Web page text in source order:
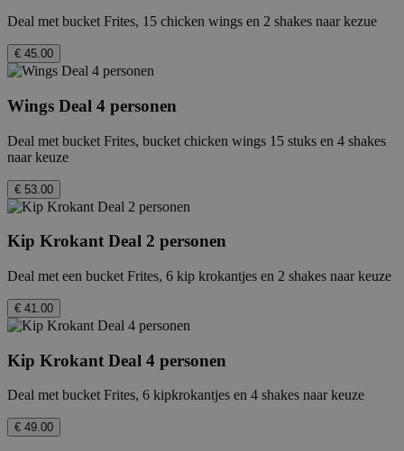
Deal met bucket Frites, 15 chicken wings en 2 shakes naar kezue
€ 45.00
Wings Deal 4 personen
Deal met bucket Frites, bucket chicken wings 15 stuks en 4 shakes
naar keuze
€ 53.00
Kip Krokant Deal 2 personen
Deal met een bucket Frites, 6 kip krokantjes en 2 shakes naar keuze
€ 41.00
Kip Krokant Deal 4 personen
Deal met bucket Frites, 6 kipkrokantjes en 4 shakes naar keuze
€ 49.00